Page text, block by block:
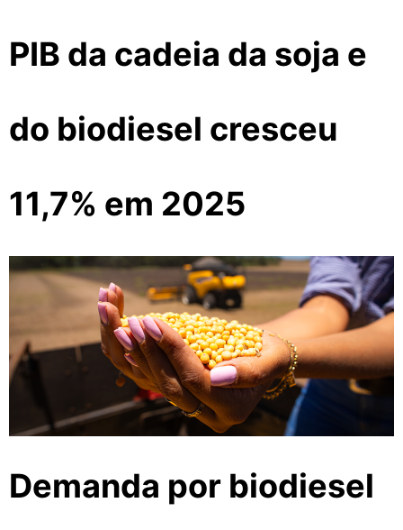
PIB da cadeia da soja e
do biodiesel cresceu
11,7% em 2025
Demanda por biodiesel